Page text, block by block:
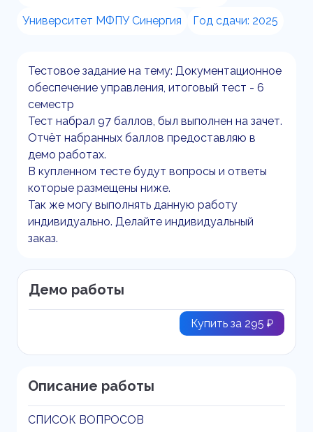
Университет МФПУ Синергия Год сдачи: 2025
Тестовое задание на тему: Документационное
обеспечение управления, итоговый тест - 6
семестр
Тест набрал 97 баллов, был выполнен на зачет.
Отчёт набранных баллов предоставляю в
демо работах.
В купленном тесте будут вопросы и ответы
которые размещены ниже.
Так же могу выполнять данную работу
индивидуально. Делайте индивидуальный
заказ.
Демо работы
Купить за 295 ₽
Описание работы
СПИСОК ВОПРОСОВ